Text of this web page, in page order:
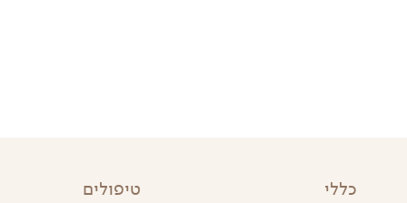
כללי טיפולים